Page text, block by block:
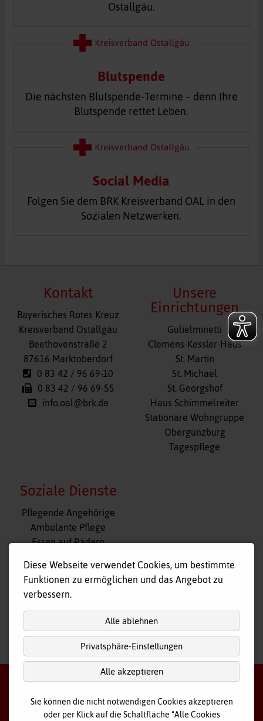
Ostallgäu.
Blutspende
Die nächsten Blutspende-Termine – denn Ihre
Blutspende rettet Leben.
Social Media
Folgen Sie dem BRK Kreisverband OAL in den
Sozialen Netzwerken.
Kontakt
Bayerisches Rotes Kreuz
Kreisverband Ostallgäu
Beethovenstraße 2
87616 Marktoberdorf
0 83 42 / 96 69-10
0 83 42 / 96 69-55
info.oal@brk.de
Unsere
Einrichtungen
Navigation
überspringen
Gulielminetti
Clemens-Kessler-Haus
St. Martin
St. Michael
St. Georgshof
Haus Schimmelreiter
Stationäre Wohngruppe
Obergünzburg
Tagespflege
Soziale Dienste
Navigation
überspringen
Pflegende Angehörige
Ambulante Pflege
Essen auf Rädern
Tagespflege
Hausnotruf
nach oben
Diese Webseite verwendet Cookies, um bestimmte
Funktionen zu ermöglichen und das Angebot zu
verbessern.
Alle ablehnen
Privatsphäre-Einstellungen
Alle akzeptieren
Sie können die nicht notwendigen Cookies akzeptieren
oder per Klick auf die Schaltfläche “Alle Cookies